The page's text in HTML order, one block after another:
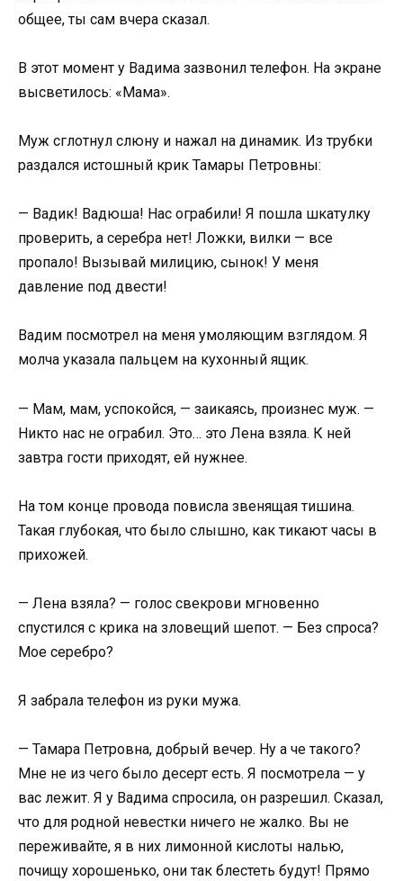
общее, ты сам вчера сказал.
В этот момент у Вадима зазвонил телефон. На экране
высветилось: «Мама».
Муж сглотнул слюну и нажал на динамик. Из трубки
раздался истошный крик Тамары Петровны:
— Вадик! Вадюша! Нас ограбили! Я пошла шкатулку
проверить, а серебра нет! Ложки, вилки — все
пропало! Вызывай милицию, сынок! У меня
давление под двести!
Вадим посмотрел на меня умоляющим взглядом. Я
молча указала пальцем на кухонный ящик.
— Мам, мам, успокойся, — заикаясь, произнес муж. —
Никто нас не ограбил. Это… это Лена взяла. К ней
завтра гости приходят, ей нужнее.
На том конце провода повисла звенящая тишина.
Такая глубокая, что было слышно, как тикают часы в
прихожей.
— Лена взяла? — голос свекрови мгновенно
спустился с крика на зловещий шепот. — Без спроса?
Мое серебро?
Я забрала телефон из руки мужа.
— Тамара Петровна, добрый вечер. Ну а че такого?
Мне не из чего было десерт есть. Я посмотрела — у
вас лежит. Я у Вадима спросила, он разрешил. Сказал,
что для родной невестки ничего не жалко. Вы не
переживайте, я в них лимонной кислоты налью,
почищу хорошенько, они так блестеть будут! Прямо